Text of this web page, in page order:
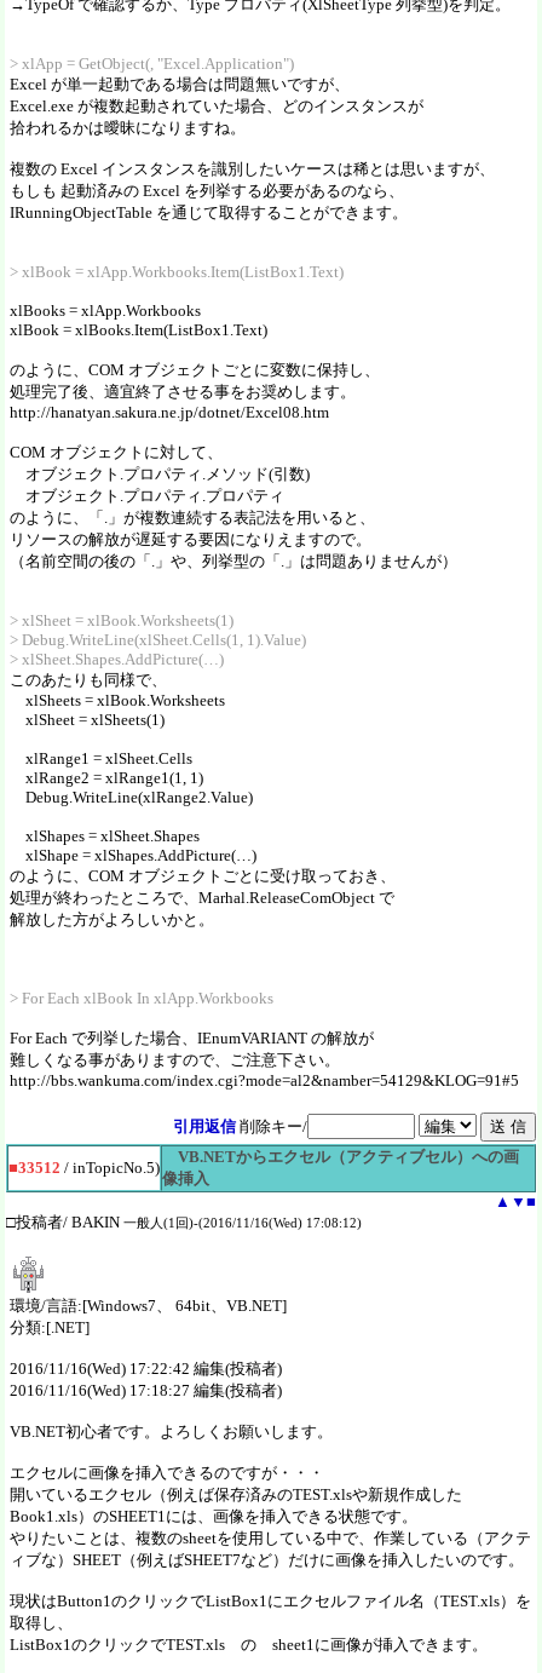
→TypeOf で確認するか、Type プロパティ(XlSheetType 列挙型)を判定。
> xlApp = GetObject(, "Excel.Application")
Excel が単一起動である場合は問題無いですが、
Excel.exe が複数起動されていた場合、どのインスタンスが
拾われるかは曖昧になりますね。
複数の Excel インスタンスを識別したいケースは稀とは思いますが、
もしも 起動済みの Excel を列挙する必要があるのなら、
IRunningObjectTable を通じて取得することができます。
> xlBook = xlApp.Workbooks.Item(ListBox1.Text)
xlBooks = xlApp.Workbooks
xlBook = xlBooks.Item(ListBox1.Text)
のように、COM オブジェクトごとに変数に保持し、
処理完了後、適宜終了させる事をお奨めします。
http://hanatyan.sakura.ne.jp/dotnet/Excel08.htm
COM オブジェクトに対して、
オブジェクト.プロパティ.メソッド(引数)
オブジェクト.プロパティ.プロパティ
のように、「.」が複数連続する表記法を用いると、
リソースの解放が遅延する要因になりえますので。
（名前空間の後の「.」や、列挙型の「.」は問題ありませんが）
> xlSheet = xlBook.Worksheets(1)
> Debug.WriteLine(xlSheet.Cells(1, 1).Value)
> xlSheet.Shapes.AddPicture(…)
このあたりも同様で、
xlSheets = xlBook.Worksheets
xlSheet = xlSheets(1)
xlRange1 = xlSheet.Cells
xlRange2 = xlRange1(1, 1)
Debug.WriteLine(xlRange2.Value)
xlShapes = xlSheet.Shapes
xlShape = xlShapes.AddPicture(…)
のように、COM オブジェクトごとに受け取っておき、
処理が終わったところで、Marhal.ReleaseComObject で
解放した方がよろしいかと。
> For Each xlBook In xlApp.Workbooks
For Each で列挙した場合、IEnumVARIANT の解放が
難しくなる事がありますので、ご注意下さい。
http://bbs.wankuma.com/index.cgi?mode=al2&namber=54129&KLOG=91#5
引用返信 削除キー/
■33512 / inTopicNo.5)
VB.NETからエクセル（アクティブセル）への画
像挿入
▲ ▼ ■
□投稿者/ BAKIN 一般人(1回)-(2016/11/16(Wed) 17:08:12)
環境/言語:[Windows7、 64bit、VB.NET]
分類:[.NET]
2016/11/16(Wed) 17:22:42 編集(投稿者)
2016/11/16(Wed) 17:18:27 編集(投稿者)
VB.NET初心者です。よろしくお願いします。
エクセルに画像を挿入できるのですが・・・
開いているエクセル（例えば保存済みのTEST.xlsや新規作成した
Book1.xls）のSHEET1には、画像を挿入できる状態です。
やりたいことは、複数のsheetを使用している中で、作業している（アクテ
ィブな）SHEET（例えばSHEET7など）だけに画像を挿入したいのです。
現状はButton1のクリックでListBox1にエクセルファイル名（TEST.xls）を
取得し、
ListBox1のクリックでTEST.xls の sheet1に画像が挿入できます。